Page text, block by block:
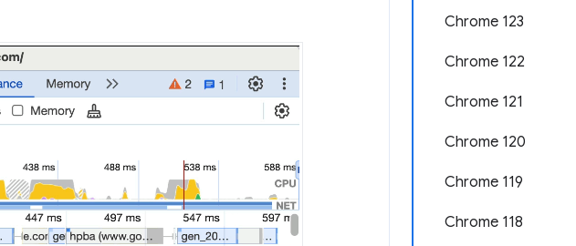
Chrome 123
Chrome 122
Chrome 121
Chrome 120
Chrome 119
Chrome 118